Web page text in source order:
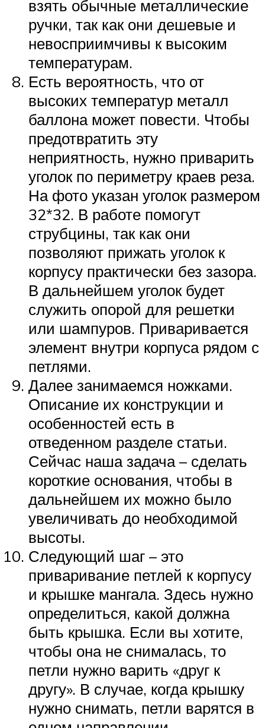
взять обычные металлические
ручки, так как они дешевые и
невосприимчивы к высоким
температурам.
Есть вероятность, что от
высоких температур металл
баллона может повести. Чтобы
предотвратить эту
неприятность, нужно приварить
уголок по периметру краев реза.
На фото указан уголок размером
32*32. В работе помогут
струбцины, так как они
позволяют прижать уголок к
корпусу практически без зазора.
В дальнейшем уголок будет
служить опорой для решетки
или шампуров. Приваривается
элемент внутри корпуса рядом с
петлями.
Далее занимаемся ножками.
Описание их конструкции и
особенностей есть в
отведенном разделе статьи.
Сейчас наша задача – сделать
короткие основания, чтобы в
дальнейшем их можно было
увеличивать до необходимой
высоты.
Следующий шаг – это
приваривание петлей к корпусу
и крышке мангала. Здесь нужно
определиться, какой должна
быть крышка. Если вы хотите,
чтобы она не снималась, то
петли нужно варить «друг к
другу». В случае, когда крышку
нужно снимать, петли варятся в